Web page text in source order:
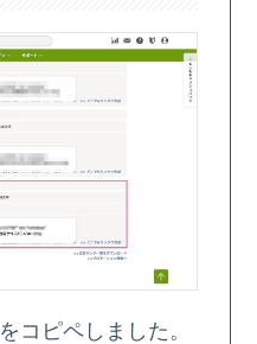
コピペしました。